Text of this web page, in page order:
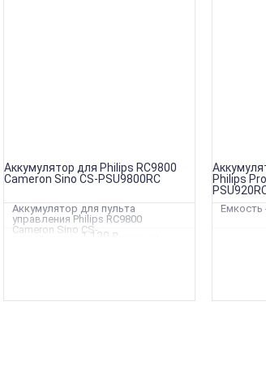
ЭЛЕМЕНТ ПИТАНИЯ
C2, S1, S2
Аккумулятор для Philips RC9800
Cameron Sino CS-PSU9800RC
Аккумулятор для пульта
управления Philips RC9800
Cameron Sino CS-
1 120 ₽
Philips
Емкость